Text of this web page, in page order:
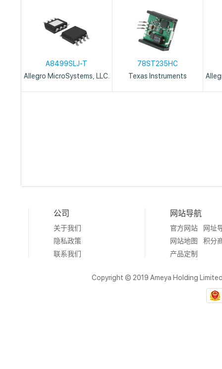
A8499SLJ-T
Allegro MicroSystems, LLC.
78ST235HC
Texas Instruments
公司
关于我们
隐私政策
联系我们
网站导航
官方网站
网址
网站地图
积分
产品定制
Copyright © 2019 Ameya Holding